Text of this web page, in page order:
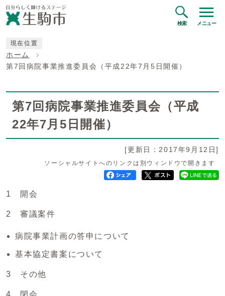
検索 メニュー
現在位置
ホーム
第7回病院事業推進委員会（平成22年7月5日開催）
第7回病院事業推進委員会（平成
22年7月5日開催）
[更新日：2017年9月12日]
ソーシャルサイトへのリンクは別ウィンドウで開きます
1 開会
2 審議案件
病院事業計画の答申について
基本協定書案について
3 その他
4 閉会